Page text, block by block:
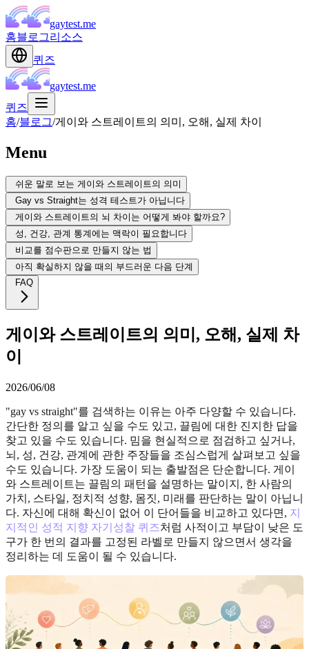
gaytest.me
홈블로그리소스
퀴즈
gaytest.me
퀴즈
홈/블로그/게이와 스트레이트의 의미, 오해, 실제 차이
Menu
쉬운 말로 보는 게이와 스트레이트의 의미
Gay vs Straight는 성격 테스트가 아닙니다
게이와 스트레이트의 뇌 차이는 어떻게 봐야 할까요?
성, 건강, 관계 통계에는 맥락이 필요합니다
비교를 점수판으로 만들지 않는 법
아직 확실하지 않을 때의 부드러운 다음 단계
FAQ
게이와 스트레이트의 의미, 오해, 실제 차
이
2026/06/08
"gay vs straight"를 검색하는 이유는 아주 다양할 수 있습니다.
간단한 정의를 알고 싶을 수도 있고, 끌림에 대한 진지한 답을
찾고 있을 수도 있습니다. 밈을 현실적으로 점검하고 싶거나,
뇌, 성, 건강, 관계에 관한 주장들을 조심스럽게 살펴보고 싶을
수도 있습니다. 가장 도움이 되는 출발점은 단순합니다. 게이
와 스트레이트는 끌림의 패턴을 설명하는 말이지, 한 사람의
가치, 스타일, 정치적 성향, 몸짓, 미래를 판단하는 말이 아닙니
다. 자신에 대해 확신이 없어 이 단어들을 비교하고 있다면, 지
지적인 성적 지향 자기성찰 퀴즈처럼 사적이고 부담이 낮은 도
구가 한 번의 결과를 고정된 라벨로 만들지 않으면서 생각을
정리하는 데 도움이 될 수 있습니다.